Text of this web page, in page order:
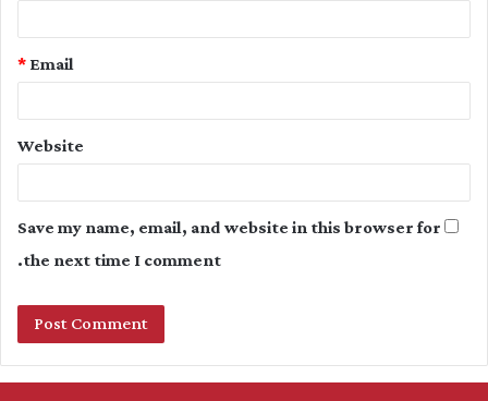
Email
*
Website
Save my name, email, and website in this browser for
the next time I comment.